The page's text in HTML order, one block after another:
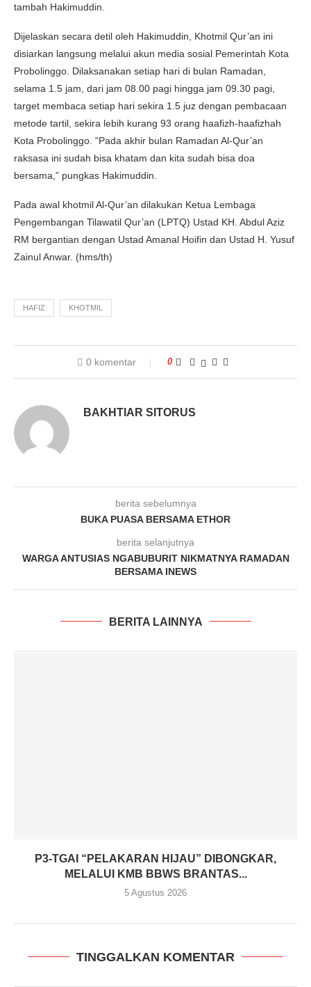
tambah Hakimuddin.
Dijelaskan secara detil oleh Hakimuddin, Khotmil Qur’an ini
disiarkan langsung melalui akun media sosial Pemerintah Kota
Probolinggo. Dilaksanakan setiap hari di bulan Ramadan,
selama 1.5 jam, dari jam 08.00 pagi hingga jam 09.30 pagi,
target membaca setiap hari sekira 1.5 juz dengan pembacaan
metode tartil, sekira lebih kurang 93 orang haafizh-haafizhah
Kota Probolinggo. “Pada akhir bulan Ramadan Al-Qur’an
raksasa ini sudah bisa khatam dan kita sudah bisa doa
bersama,” pungkas Hakimuddin.
Pada awal khotmil Al-Qur’an dilakukan Ketua Lembaga
Pengembangan Tilawatil Qur’an (LPTQ) Ustad KH. Abdul Aziz
RM bergantian dengan Ustad Amanal Hoifin dan Ustad H. Yusuf
Zainul Anwar. (hms/th)
HAFIZ KHOTMIL
0 komentar 0
BAKHTIAR SITORUS
berita sebelumnya
BUKA PUASA BERSAMA ETHOR
berita selanjutnya
WARGA ANTUSIAS NGABUBURIT NIKMATNYA RAMADAN
BERSAMA INEWS
BERITA LAINNYA
P3-TGAI “PELAKARAN HIJAU” DIBONGKAR,
MELALUI KMB BBWS BRANTAS...
5 Agustus 2026
TINGGALKAN KOMENTAR